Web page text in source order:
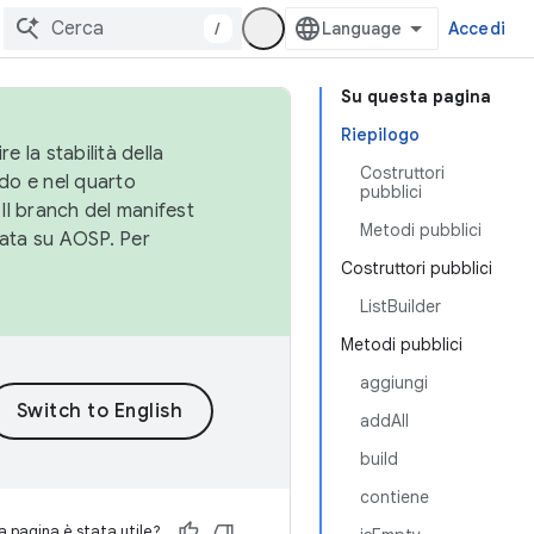
/ Accedi
Su questa pagina
Riepilogo
Costruttori
pubblici
Metodi pubblici
Costruttori pubblici
ListBuilder
Metodi pubblici
aggiungi
addAll
build
contiene
la stabilità della
e nel quarto
Il branch del manifest
su AOSP. Per